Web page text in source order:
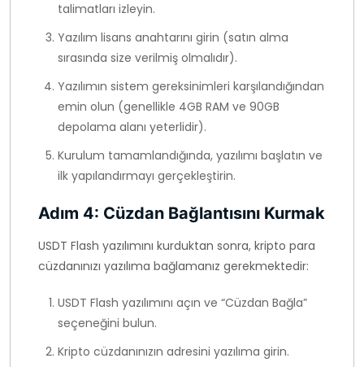
talimatları izleyin.
Yazılım lisans anahtarını girin (satın alma
sırasında size verilmiş olmalıdır).
Yazılımın sistem gereksinimleri karşılandığından
emin olun (genellikle 4GB RAM ve 90GB
depolama alanı yeterlidir).
Kurulum tamamlandığında, yazılımı başlatın ve
ilk yapılandırmayı gerçekleştirin.
Adım 4: Cüzdan Bağlantısını Kurmak
USDT Flash yazılımını kurduktan sonra, kripto para
cüzdanınızı yazılıma bağlamanız gerekmektedir:
USDT Flash yazılımını açın ve “Cüzdan Bağla”
seçeneğini bulun.
Kripto cüzdanınızın adresini yazılıma girin.